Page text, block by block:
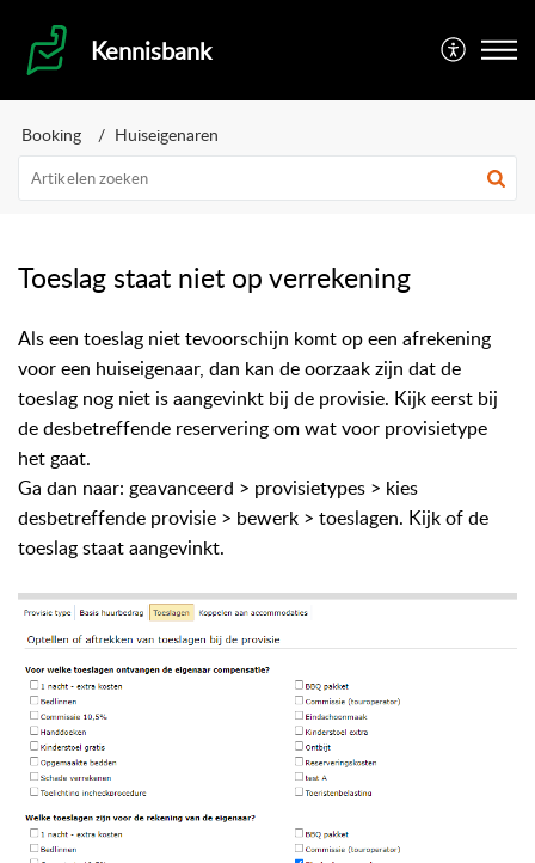
Kennisbank
Booking Huiseigenaren
Toeslag staat niet op verrekening
Als een toeslag niet tevoorschijn komt op een afrekening
voor een huiseigenaar, dan kan de oorzaak zijn dat de
toeslag nog niet is aangevinkt bij de provisie. Kijk eerst bij
de desbetreffende reservering om wat voor provisietype
het gaat.
Ga dan naar: geavanceerd > provisietypes > kies
desbetreffende provisie > bewerk > toeslagen. Kijk of de
toeslag staat aangevinkt.